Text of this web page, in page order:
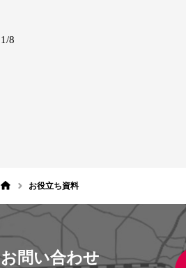
1/8
お役立ち資料
お問い合わせ